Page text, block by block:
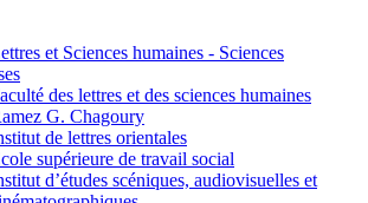
et Sciences humaines - Sciences
des lettres et des sciences humaines
G. Chagoury
de lettres orientales
supérieure de travail social
d’études scéniques, audiovisuelles et